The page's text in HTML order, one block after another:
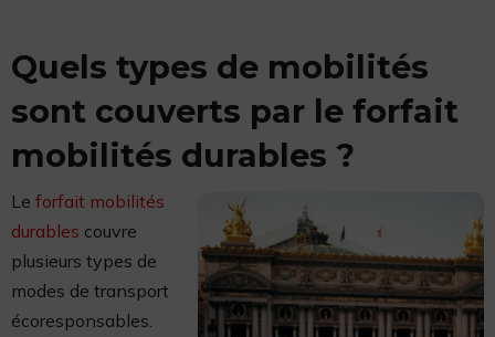
Quels types de mobilités
sont couverts par le forfait
mobilités durables ?
Le forfait mobilités
durables couvre
plusieurs types de
modes de transport
écoresponsables.